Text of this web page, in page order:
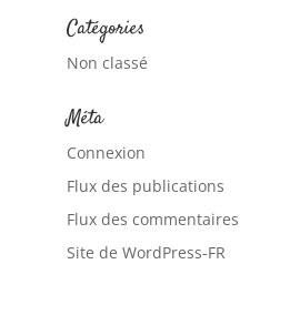
Catégories
Non classé
Méta
Connexion
Flux des publications
Flux des commentaires
Site de WordPress-FR